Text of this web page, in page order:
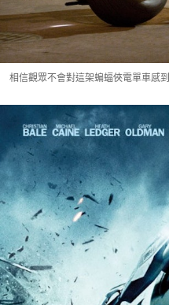
相信觀眾不會對這架蝙蝠俠電單車感